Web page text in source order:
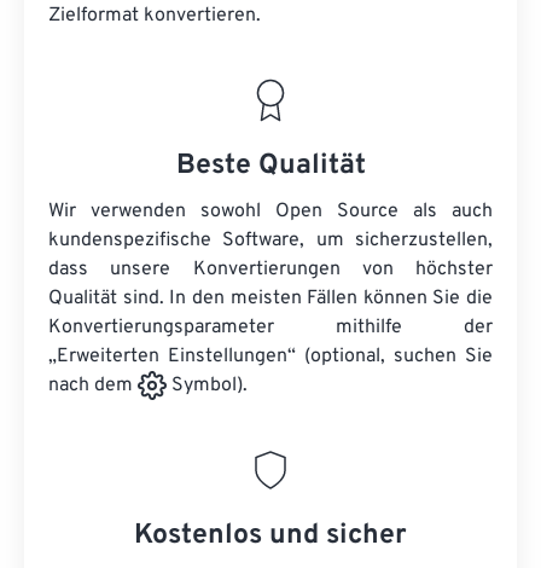
Zielformat konvertieren.
Beste Qualität
Wir verwenden sowohl Open Source als auch
kundenspezifische Software, um sicherzustellen,
dass unsere Konvertierungen von höchster
Qualität sind. In den meisten Fällen können Sie die
Konvertierungsparameter mithilfe der
„Erweiterten Einstellungen“ (optional, suchen Sie
nach dem
Symbol).
Kostenlos und sicher